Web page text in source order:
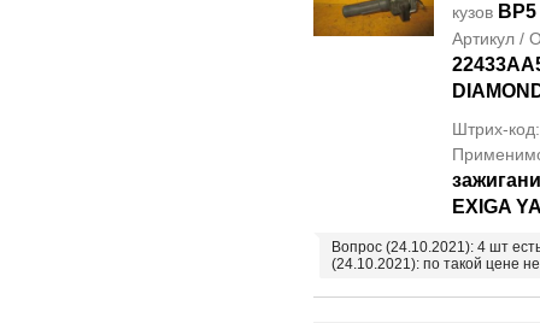
кузов BP5
Артикул /
Штрих-
EXIGA
Вопрос (24.10.2021): 4 шт
(24.10.2021): по такой цене